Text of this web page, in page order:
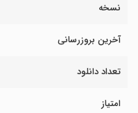
نسخه
آخرین بروزرسانی
تعداد دانلود
امتیاز